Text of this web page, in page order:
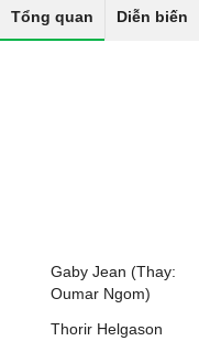
Tổng quan Diễn biến
Gaby Jean (Thay:
Oumar Ngom)
Thorir Helgason